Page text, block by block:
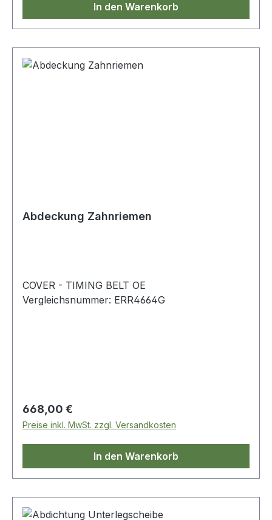
In den Warenkorb
Abdeckung Zahnriemen
COVER - TIMING BELT OE
Vergleichsnummer: ERR4664G
Regulärer Preis:
668,00 €
Preise inkl. MwSt. zzgl. Versandkosten
In den Warenkorb